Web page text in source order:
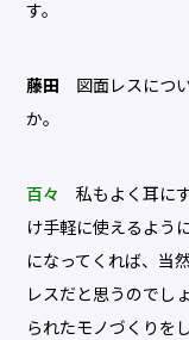
す。
藤田
図面レスにつ
か。
百々
私もよく耳に
け手軽に使えるよう
になってくれば、当
レスだと思うのでし
られたモノづくりを